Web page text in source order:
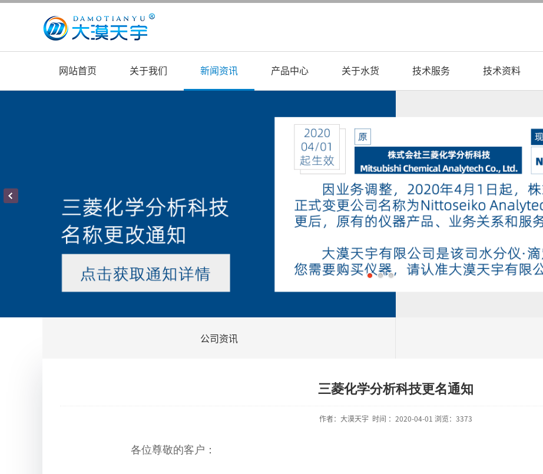
网站首页 关于我们 新闻资讯 产品中心 关于水货 技术服务 技术资料
公司资讯
三菱化学分析科技更名通知
作者：大漠天宇 时间 ：2020-04-01 浏览：3373
各位尊敬的客户：